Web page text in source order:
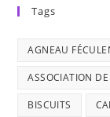
Tags
AGNEAU
ASSOCIATION
BISCUITS